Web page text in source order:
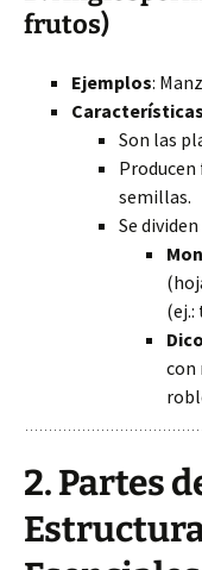
frutos)
Ejemplos:
Características
Son las
semillas.
Se dividen
con
2. Partes